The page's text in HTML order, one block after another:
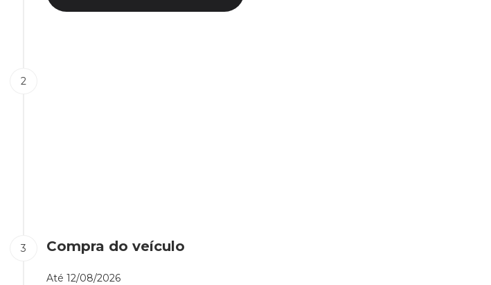
Compra do veículo
Até 12/08/2026